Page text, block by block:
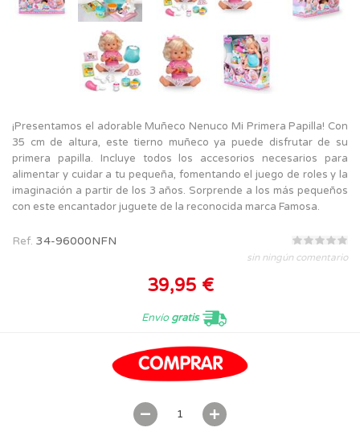
¡Presentamos el adorable Muñeco Nenuco Mi Primera Papilla! Con
35 cm de altura, este tierno muñeco ya puede disfrutar de su
primera papilla. Incluye todos los accesorios necesarios para
alimentar y cuidar a tu pequeña, fomentando el juego de roles y la
imaginación a partir de los 3 años. Sorprende a los más pequeños
con este encantador juguete de la reconocida marca Famosa.
Ref. 34-96000NFN
sin ningún comentario
39,95 €
Envíogratis